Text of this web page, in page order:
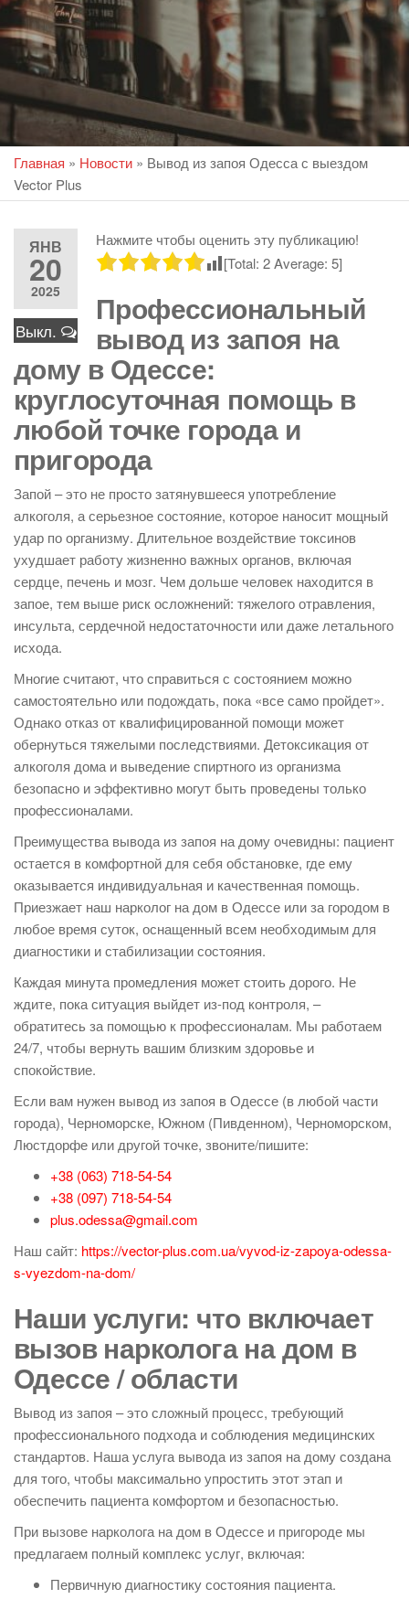
Главная » Новости » Вывод из запоя Одесса с выездом
Vector Plus
ЯНВ
20
2025
Выкл.
Нажмите чтобы оценить эту публикацию!
[Total: 2Average: 5]
Профессиональный
вывод из запоя на
дому в Одессе:
круглосуточная помощь в
любой точке города и
пригорода
Запой – это не просто затянувшееся употребление
алкоголя, а серьезное состояние, которое наносит мощный
удар по организму. Длительное воздействие токсинов
ухудшает работу жизненно важных органов, включая
сердце, печень и мозг. Чем дольше человек находится в
запое, тем выше риск осложнений: тяжелого отравления,
инсульта, сердечной недостаточности или даже летального
исхода.
Многие считают, что справиться с состоянием можно
самостоятельно или подождать, пока «все само пройдет».
Однако отказ от квалифицированной помощи может
обернуться тяжелыми последствиями. Детоксикация от
алкоголя дома и выведение спиртного из организма
безопасно и эффективно могут быть проведены только
профессионалами.
Преимущества вывода из запоя на дому очевидны: пациент
остается в комфортной для себя обстановке, где ему
оказывается индивидуальная и качественная помощь.
Приезжает наш нарколог на дом в Одессе или за городом в
любое время суток, оснащенный всем необходимым для
диагностики и стабилизации состояния.
Каждая минута промедления может стоить дорого. Не
ждите, пока ситуация выйдет из-под контроля, –
обратитесь за помощью к профессионалам. Мы работаем
24/7, чтобы вернуть вашим близким здоровье и
спокойствие.
Если вам нужен вывод из запоя в Одессе (в любой части
города), Черноморске, Южном (Пивденном), Черноморском,
Люстдорфе или другой точке, звоните/пишите:
+38 (063) 718-54-54
+38 (097) 718-54-54
plus.odessa@gmail.com
Наш сайт: https://vector-plus.com.ua/vyvod-iz-zapoya-odessa-
s-vyezdom-na-dom/
Наши услуги: что включает
вызов нарколога на дом в
Одессе / области
Вывод из запоя – это сложный процесс, требующий
профессионального подхода и соблюдения медицинских
стандартов. Наша услуга вывода из запоя на дому создана
для того, чтобы максимально упростить этот этап и
обеспечить пациента комфортом и безопасностью.
При вызове нарколога на дом в Одессе и пригороде мы
предлагаем полный комплекс услуг, включая:
Первичную диагностику состояния пациента.